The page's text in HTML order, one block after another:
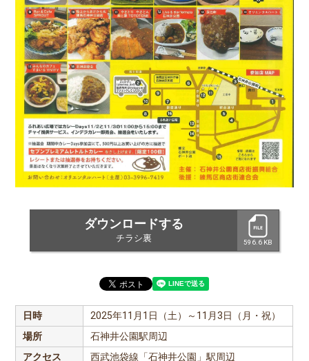
ダウンロードする
チラシ裏 596.6 KB
日時
2025年11月1日（土）～11月3日（月・祝）
場所
石神井公園駅周辺
アクセス
西武池袋線「石神井公園」駅周辺